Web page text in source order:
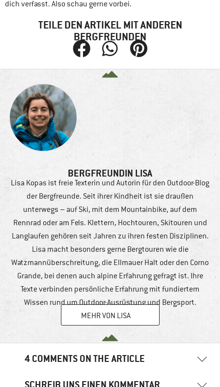
dich verfasst. Also schau gerne vorbei.
TEILE DEN ARTIKEL MIT ANDEREN
BERGFREUNDEN
BERGFREUNDIN LISA
Lisa Kopas ist freie Texterin und Autorin für den Outdoor-Blog
der Bergfreunde. Seit ihrer Kindheit ist sie draußen
unterwegs – auf Ski, mit dem Mountainbike, auf dem
Rennrad oder am Fels. Klettern, Hochtouren, Skitouren und
Langlaufen gehören seit Jahren zu ihren festen Disziplinen.
Lisa macht besonders gerne Bergtouren wie die
Watzmannüberschreitung, die Ellmauer Halt oder den Corno
Grande, bei denen auch alpine Erfahrung gefragt ist. Ihre
Texte verbinden persönliche Erfahrung mit fundiertem
Wissen rund um Outdoor-Ausrüstung und Bergsport.
MEHR VON LISA
4 COMMENTS ON THE ARTICLE
Barbara 19. März 2025 08:50 Uhr
SCHREIB UNS EINEN KOMMENTAR